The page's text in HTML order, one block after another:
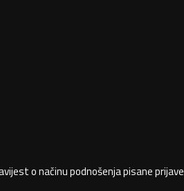
o načinu podnošenja pisane prijave